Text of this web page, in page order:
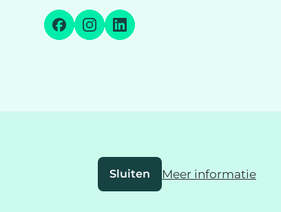
FacebookInstagram
LinkedIn
Sluiten Meer informatie